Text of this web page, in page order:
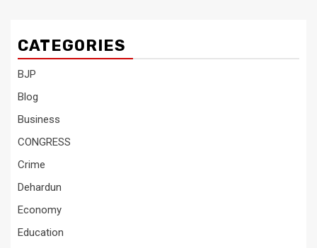
CATEGORIES
BJP
Blog
Business
CONGRESS
Crime
Dehardun
Economy
Education